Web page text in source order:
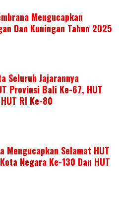
Mengucapkan
Dan Kuningan Tahun 2025
Seluruh Jajarannya
Provinsi Bali Ke-67, HUT
RI Ke-80
Mengucapkan Selamat HUT
Negara Ke-130 Dan HUT